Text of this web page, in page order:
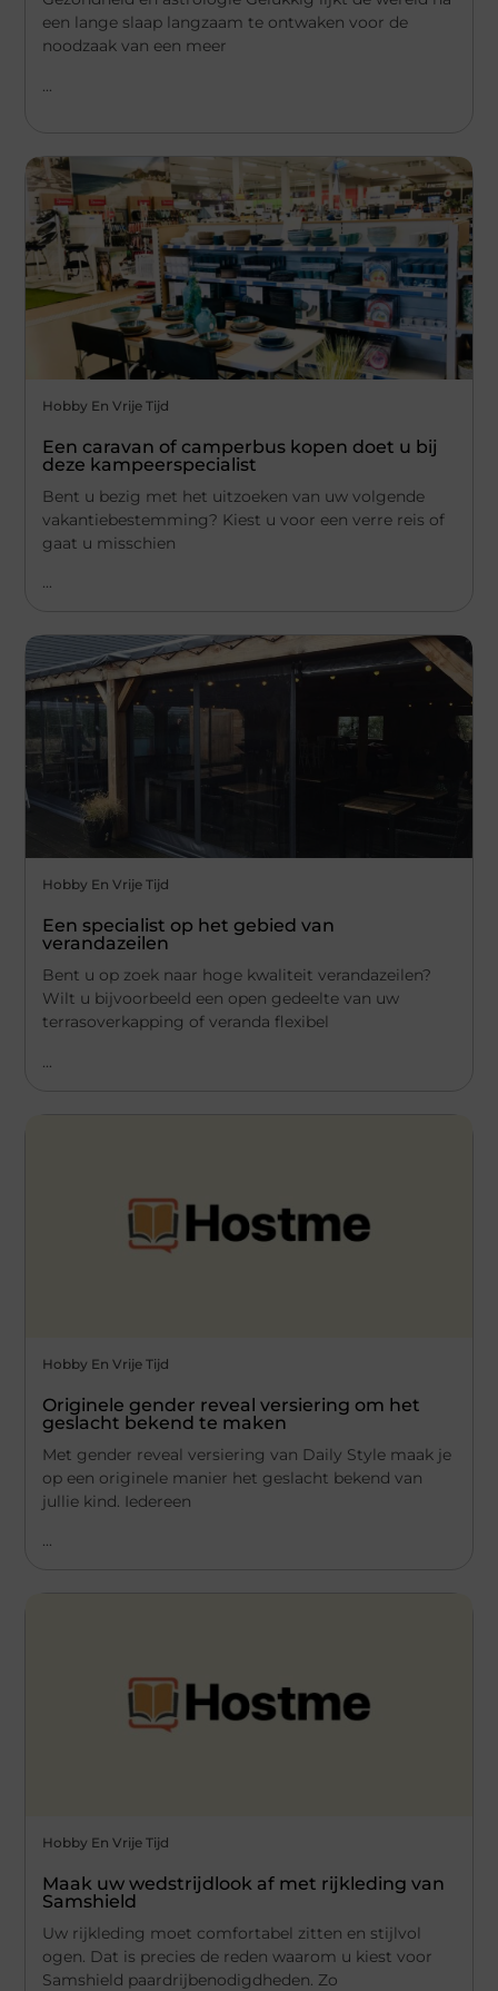
een lange slaap langzaam te ontwaken voor de
noodzaak van een meer
...
Hobby En Vrije Tijd
Een caravan of camperbus kopen doet u bij
deze kampeerspecialist
Bent u bezig met het uitzoeken van uw volgende
vakantiebestemming? Kiest u voor een verre reis of
gaat u misschien
...
Hobby En Vrije Tijd
Een specialist op het gebied van
verandazeilen
Bent u op zoek naar hoge kwaliteit verandazeilen?
Wilt u bijvoorbeeld een open gedeelte van uw
terrasoverkapping of veranda flexibel
...
Hobby En Vrije Tijd
Originele gender reveal versiering om het
geslacht bekend te maken
Met gender reveal versiering van Daily Style maak je
op een originele manier het geslacht bekend van
jullie kind. Iedereen
...
Hobby En Vrije Tijd
Maak uw wedstrijdlook af met rijkleding van
Samshield
Uw rijkleding moet comfortabel zitten en stijlvol
ogen. Dat is precies de reden waarom u kiest voor
Samshield paardrijbenodigdheden. Zo